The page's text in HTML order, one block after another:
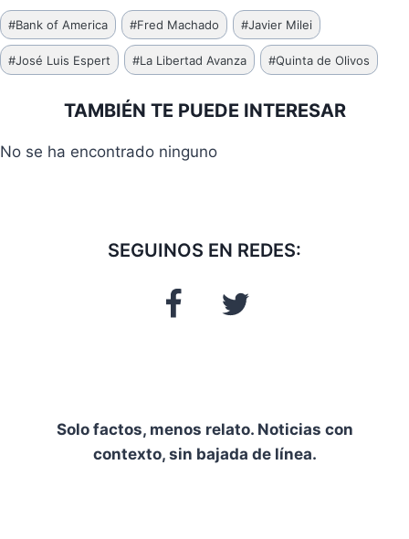
Etiquetas
de
la
#Bank of America #Fred Machado #Javier Milei
#José Luis Espert #La Libertad Avanza #Quinta de Olivos
TAMBIÉN TE PUEDE INTERESAR
No se ha encontrado ninguno
SEGUINOS EN REDES:
Solo factos, menos relato. Noticias con
contexto, sin bajada de línea.